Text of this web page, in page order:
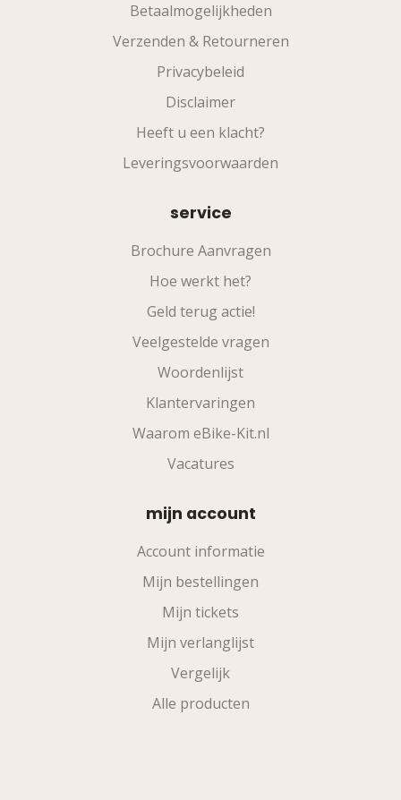
Betaalmogelijkheden
Verzenden & Retourneren
Privacybeleid
Disclaimer
Heeft u een klacht?
Leveringsvoorwaarden
service
Brochure Aanvragen
Hoe werkt het?
Geld terug actie!
Veelgestelde vragen
Woordenlijst
Klantervaringen
Waarom eBike-Kit.nl
Vacatures
mijn account
Account informatie
Mijn bestellingen
Mijn tickets
Mijn verlanglijst
Vergelijk
Alle producten